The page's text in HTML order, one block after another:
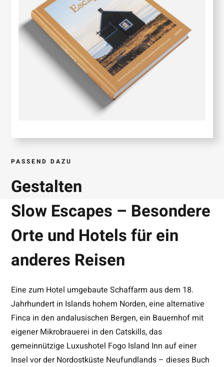
PASSEND DAZU
Gestalten
Slow Escapes – Besondere
Orte und Hotels für ein
anderes Reisen
Eine zum Hotel umgebaute Schaffarm aus dem 18.
Jahrhundert in Islands hohem Norden, eine alternative
Finca in den andalusischen Bergen, ein Bauernhof mit
eigener Mikrobrauerei in den Catskills, das
gemeinnützige Luxushotel Fogo Island Inn auf einer
Insel vor der Nordostküste Neufundlands – dieses Buch